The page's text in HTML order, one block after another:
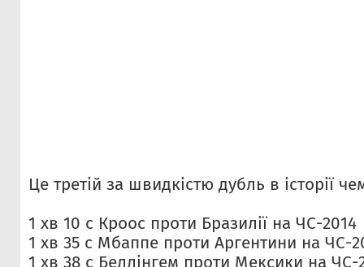
Це третій за швидкістю дубль в історії
1 хв 10 с Кроос проти Бразилії на ЧС-2014
1 хв 35 с Мбаппе проти Аргентини на ЧС-
1 хв 38 с Беллінгем проти Мексики на ЧС-